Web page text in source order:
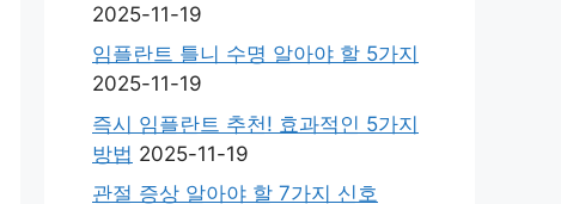
2025-11-19
임플란트 틀니 수명 알아야 할 5가지
2025-11-19
즉시 임플란트 추천! 효과적인 5가지
방법 2025-11-19
관절 증상 알아야 할 7가지 신호